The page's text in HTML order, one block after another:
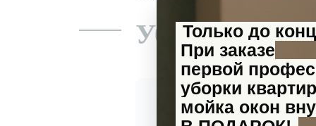
УборкаТолько до
При заказе
первой
уборки
мойка окон